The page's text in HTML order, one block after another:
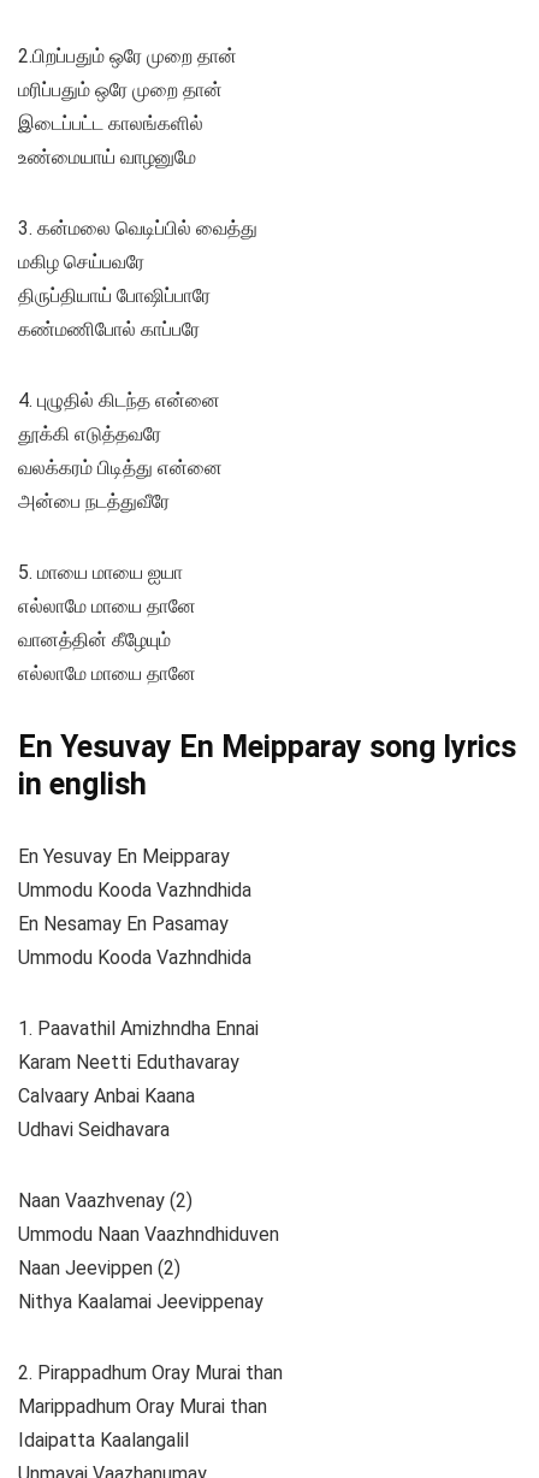
2.பிறப்பதும் ஒரே முறை தான்
மரிப்பதும் ஒரே முறை தான்
இடைப்பட்ட காலங்களில்
உண்மையாய் வாழனுமே
3. கன்மலை வெடிப்பில் வைத்து
மகிழ செய்பவரே
திருப்தியாய் போஷிப்பாரே
கண்மணிபோல் காப்பரே
4. புழுதில் கிடந்த என்னை
தூக்கி எடுத்தவரே
வலக்கரம் பிடித்து என்னை
அன்பை நடத்துவீரே
5. மாயை மாயை ஐயா
எல்லாமே மாயை தானே
வானத்தின் கீழேயும்
எல்லாமே மாயை தானே
En Yesuvay En Meipparay song lyrics
in english
En Yesuvay En Meipparay
Ummodu Kooda Vazhndhida
En Nesamay En Pasamay
Ummodu Kooda Vazhndhida
1. Paavathil Amizhndha Ennai
Karam Neetti Eduthavaray
Calvaary Anbai Kaana
Udhavi Seidhavara
Naan Vaazhvenay (2)
Ummodu Naan Vaazhndhiduven
Naan Jeevippen (2)
Nithya Kaalamai Jeevippenay
2. Pirappadhum Oray Murai than
Marippadhum Oray Murai than
Idaipatta Kaalangalil